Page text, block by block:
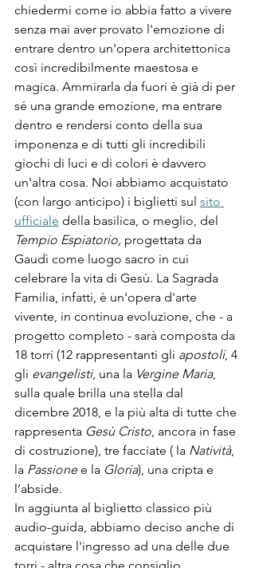
chiedermi come io abbia fatto a vivere
senza mai aver provato l'emozione di
entrare dentro un'opera architettonica
così incredibilmente maestosa e
magica. Ammirarla da fuori è già di per
sé una grande emozione, ma entrare
dentro e rendersi conto della sua
imponenza e di tutti gli incredibili
giochi di luci e di colori è davvero
un'altra cosa. Noi abbiamo acquistato
(con largo anticipo) i biglietti sul sito
ufficiale della basilica, o meglio, del
Tempio Espiatorio, progettata da
Gaudì come luogo sacro in cui
celebrare la vita di Gesù. La Sagrada
Familia, infatti, è un'opera d'arte
vivente, in continua evoluzione, che - a
progetto completo - sarà composta da
18 torri (12 rappresentanti gli apostoli, 4
gli evangelisti, una la Vergine Maria,
sulla quale brilla una stella dal
dicembre 2018, e la più alta di tutte che
rappresenta Gesù Cristo, ancora in fase
di costruzione), tre facciate ( la Natività,
la Passione e la Gloria), una cripta e
l’abside.
In aggiunta al biglietto classico più
audio-guida, abbiamo deciso anche di
acquistare l'ingresso ad una delle due